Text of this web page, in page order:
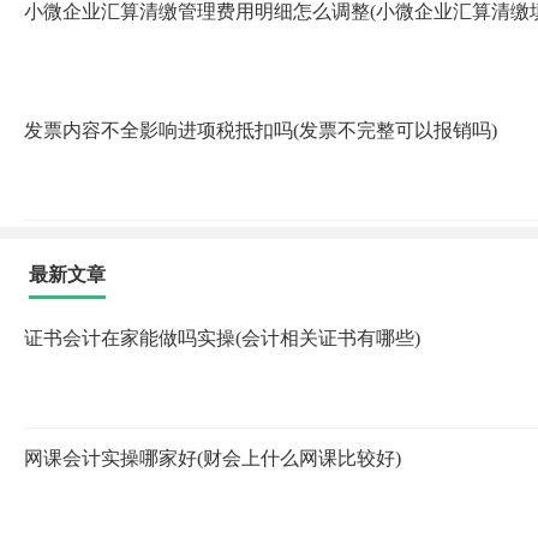
小微企业汇算清缴管理费用明细怎么调整(小微企业汇算清缴
发票内容不全影响进项税抵扣吗(发票不完整可以报销吗)
最新文章
证书会计在家能做吗实操(会计相关证书有哪些)
网课会计实操哪家好(财会上什么网课比较好)